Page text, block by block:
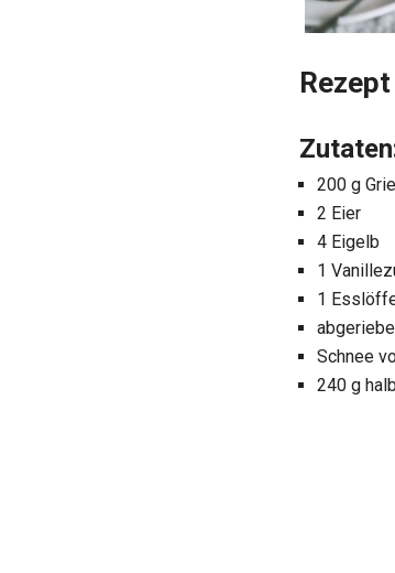
200 g
2 Eier
4 Eigelb
1
1
Schnee
240 g